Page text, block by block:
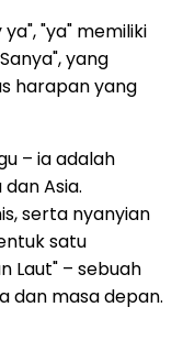
"ya" memiliki
yang
harapan yang
– ia adalah
Asia.
serta nyanyian
satu
Laut" – sebuah
dan masa depan.